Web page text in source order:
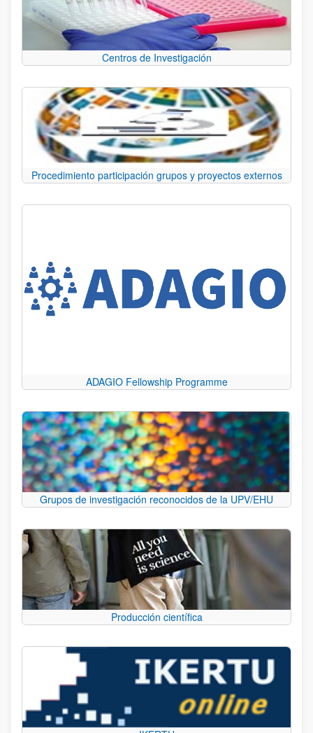
Centros de Investigación
Procedimiento participación grupos y proyectos externos
ADAGIO Fellowship Programme
Grupos de investigación reconocidos de la UPV/EHU
Producción científica